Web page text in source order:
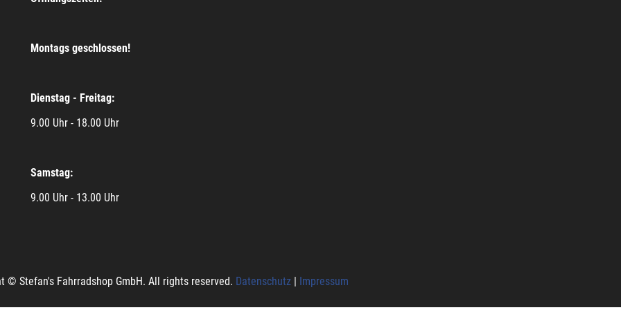
Montags geschlossen!
Dienstag - Freitag:
9.00 Uhr - 18.00 Uhr
Samstag:
9.00 Uhr - 13.00 Uhr
© Stefan's Fahrradshop GmbH. All rights reserved. Datenschutz | Impressum